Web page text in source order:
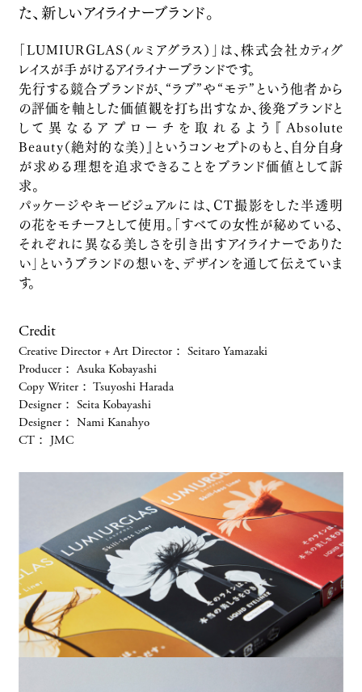
高千穂零
Product Branding
MEET IN TOKYO
Design
chacott
チャコット株式会社
Design
Marginal Art Fair / 余白のアートフェア
福島広野
行政関連
水災害・水防災に対する認知促進業務
国土交通省・一般財団法人河川情報センター
「Wesmo!」ローンチプロモーション
西日本旅客鉄道株式会社
Brand Promotion
「ジェイウェストカード」ブランドプロモーショ
西日本旅客鉄道株式会社
「CDエナジー」コーポレートリブランディング
株式会社CDエナジーダイレクト
Corporate Branding
文化庁「コンテンツドリブン成長戦略WG 提
言案」
文化庁
行政関連
「THE HIRAMATSU 軽井沢 御代田」ホ
た、新しいアイライナーブランド。
「LUMIURGLAS（ルミアグラス）」は、株式会社カティグ
レイスが手がけるアイライナーブランドです。
先行する競合ブランドが、“ラブ”や“モテ”という他者から
の評価を軸とした価値観を打ち出すなか、後発ブランドと
して異なるアプローチを取れるよう『Absolute
Beauty（絶対的な美）』というコンセプトのもと、自分自身
が求める理想を追求できることをブランド価値として訴
求。
パッケージやキービジュアルには、CT撮影をした半透明
の花をモチーフとして使用。「すべての女性が秘めている、
それぞれに異なる美しさを引き出すアイライナーでありた
い」というブランドの想いを、デザインを通して伝えていま
す。
Credit
Creative Director + Art Director： Seitaro Yamazaki
Producer：Asuka Kobayashi
Copy Writer： Tsuyoshi Harada
Designer： Seita Kobayashi
Designer： Nami Kanahyo
CT： JMC